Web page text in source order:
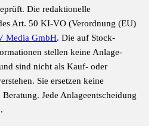
Die redaktionelle
Art. 50 KI-VO (Verordnung (EU)
Media GmbH. Die auf Stock-
stellen keine Anlage-
sind nicht als Kauf- oder
Sie ersetzen keine
Jede Anlageentscheidung